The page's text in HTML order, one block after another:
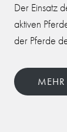
Der Einsatz
aktiven
der Pferde